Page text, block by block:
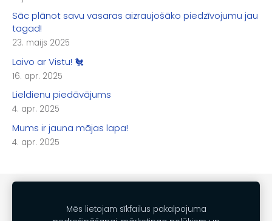
Sāc plānot savu vasaras aizraujošāko piedzīvojumu jau
tagad!
23. maijs 2025
Laivo ar Vistu! 🐔
16. apr. 2025
Lieldienu piedāvājums
4. apr. 2025
Mums ir jauna mājas lapa!
4. apr. 2025
Mēs lietojam sīkfailus pakalpojuma